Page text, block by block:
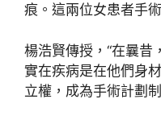
痕。這兩位女患者手
楊浩賢傳授，“在曩昔
實在疾病是在他們身
立權，成為手術計劃